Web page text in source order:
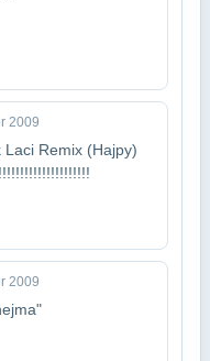
2009
Remix (Hajpy)
2009